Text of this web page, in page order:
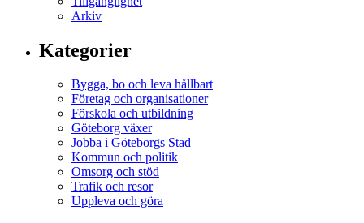
Arkiv
Kategorier
Bygga, bo och leva hållbart
Företag och organisationer
Förskola och utbildning
Göteborg växer
Jobba i Göteborgs Stad
Kommun och politik
Omsorg och stöd
Trafik och resor
Uppleva och göra